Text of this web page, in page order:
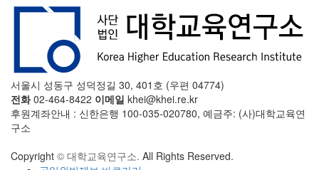
서울시 성동구 성덕정길 30, 401호 (우편 04774)
전화02-464-8422 이메일 khei@khei.re.kr
후원계좌안내 : 신한은행 100-035-020780, 예금주: (사)대학교육연
구소
Copyright © 대학교육연구소. All Rights Reserved.